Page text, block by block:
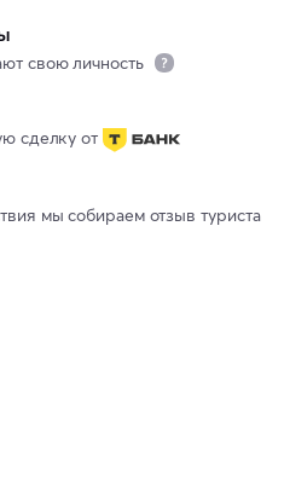
свою личность
сделку от
мы собираем отзыв туриста